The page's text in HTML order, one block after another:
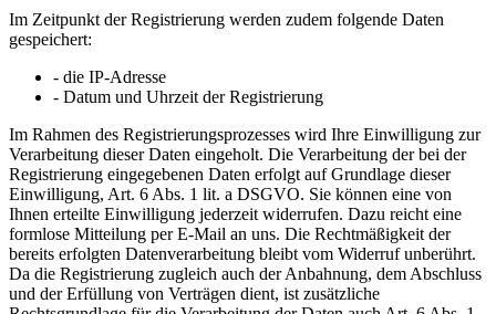
Im Zeitpunkt der Registrierung werden zudem folgende Daten
gespeichert:
- die IP-Adresse
- Datum und Uhrzeit der Registrierung
Im Rahmen des Registrierungsprozesses wird Ihre Einwilligung zur
Verarbeitung dieser Daten eingeholt. Die Verarbeitung der bei der
Registrierung eingegebenen Daten erfolgt auf Grundlage dieser
Einwilligung, Art. 6 Abs. 1 lit. a DSGVO. Sie können eine von
Ihnen erteilte Einwilligung jederzeit widerrufen. Dazu reicht eine
formlose Mitteilung per E-Mail an uns. Die Rechtmäßigkeit der
bereits erfolgten Datenverarbeitung bleibt vom Widerruf unberührt.
Da die Registrierung zugleich auch der Anbahnung, dem Abschluss
und der Erfüllung von Verträgen dient, ist zusätzliche